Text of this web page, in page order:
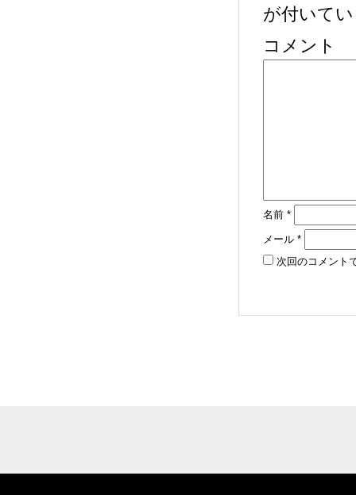
が付いて
コメント
名前 *
メール *
次回のコメント